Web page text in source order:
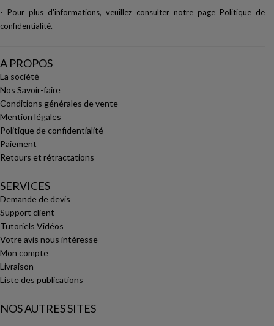
- Pour plus d'informations, veuillez consulter notre page Politique de
confidentialité.
A PROPOS
La société
Nos Savoir-faire
Conditions générales de vente
Mention légales
Politique de confidentialité
Paiement
Retours et rétractations
SERVICES
Demande de devis
Support client
Tutoriels Vidéos
Votre avis nous intéresse
Mon compte
Livraison
Liste des publications
NOS AUTRES SITES